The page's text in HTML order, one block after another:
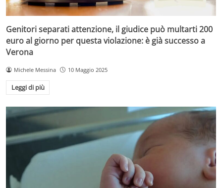
Genitori separati attenzione, il giudice può multarti 200
euro al giorno per questa violazione: è già successo a
Verona
Michele Messina 10 Maggio 2025
Leggi di più